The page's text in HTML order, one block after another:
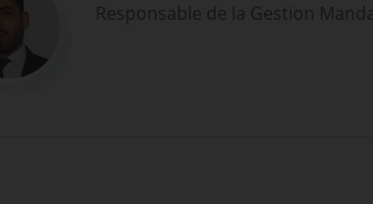
Responsable de la Gestion